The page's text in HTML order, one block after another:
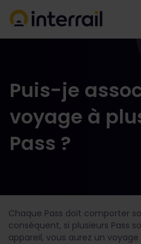
Puis-je
voyage à
Pass ?
Chaque Pass doit comporter
conséquent, si plusieurs Pass
appareil, vous aurez un voyage